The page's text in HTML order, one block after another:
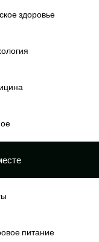
здоровье
питание